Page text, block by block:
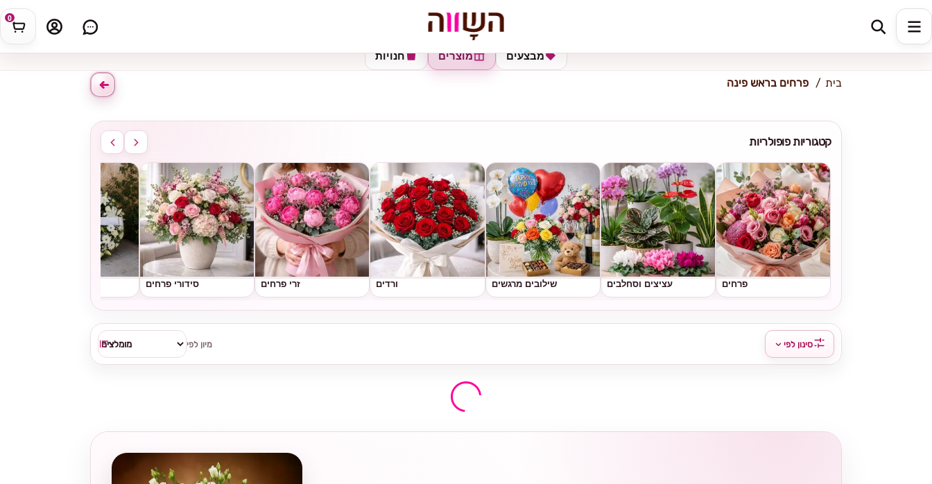
0 כתובת למשלוח
חנויות מוצרים מבצעים
בית פרחים בראש פינה
קטגוריות פופולריות
פרחים עציצים וסחלבים שילובים מרגשים ורדים זרי פרחים סידורי פרחים
מיון לפי סינון לפי